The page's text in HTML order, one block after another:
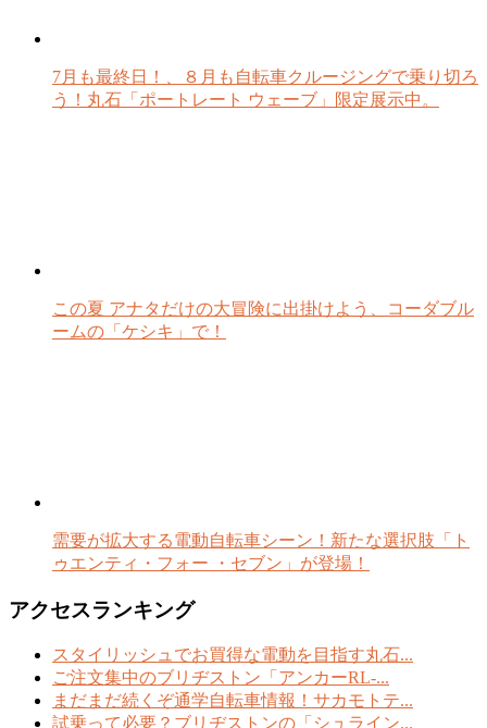
7月も最終日！、８月も自転車クルージングで乗り切ろ
う！丸石「ポートレート ウェーブ」限定展示中。
この夏 アナタだけの大冒険に出掛けよう、コーダブル
ームの「ケシキ」で！
需要が拡大する電動自転車シーン！新たな選択肢「ト
ゥエンティ・フォー ・セブン」が登場！
アクセスランキング
スタイリッシュでお買得な電動を目指す丸石...
ご注文集中のブリヂストン「アンカーRL-...
まだまだ続くぞ通学自転車情報！サカモトテ...
試乗って必要？ブリヂストンの「シュライン...